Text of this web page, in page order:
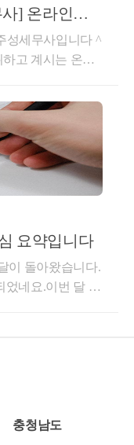
에 수수료 매출이
지출된 금액의 차
신고하여야 합니
액포함여부를 신
정인 경우에는 수
하는 경우에는 수
차피 소득세기간
시는 간주임대료
계산방법과 같기
.​​다음은 매입인데
오기가 되기때문
이세금계산서를
업자는 사업용으
가 가능하다는
] 온라인쇼
자
성세무사입니다 ^
고 계시는 온라
시 업종 코드 및
핑몰 운영형태업
업525101위탁
및 제조제조업
업전자상거래업
업525105SNS마
시 준비물????
업자등록신청서
자등록신청서(세
면 부동산등기부
는 사업자등록
다. 별도로 도소
요약입니다
이 돌아왔습니다.
었네요.이번 달 25
요한 개정 사항만
원반려동물을 키
되었습니다.단,
충청남도